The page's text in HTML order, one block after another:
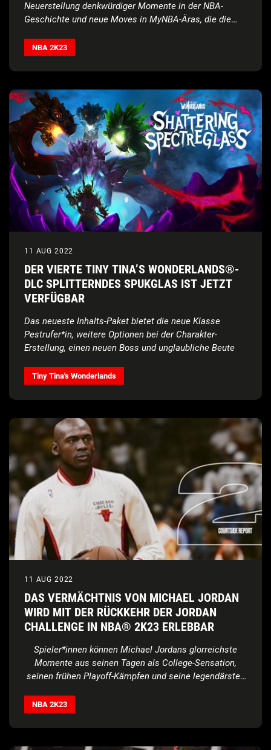
Neuerstellung denkwürdiger Momente in der NBA-
Geschichte und neue Moves in MyNBA-Äras, die die
NBA 2K23
11 AUG 2022
DER VIERTE TINY TINA’S WONDERLANDS®-
DLC SPLITTERNDES SPUKGLAS IST JETZT
VERFÜGBAR
Das neueste Inhalts-Paket bietet die neue Klasse
Pestrufer*in, weitere Optionen bei der Charakter-
Erstellung, einen neuen Boss und unglaubliche Beute
Tiny Tina's Wonderlands
11 AUG 2022
DAS VERMÄCHTNIS VON MICHAEL JORDAN
WIRD MIT DER RÜCKKEHR DER JORDAN
CHALLENGE IN NBA® 2K23 ERLEBBAR
Spieler*innen können Michael Jordans glorreichste
Momente aus seinen Tagen als College-Sensation,
seinen frühen Playoff-Kämpfen und seine legendärsten
NBA 2K23